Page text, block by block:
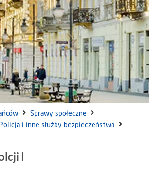
Sprawy społeczne
Policja i inne służby bezpieczeństwa
I